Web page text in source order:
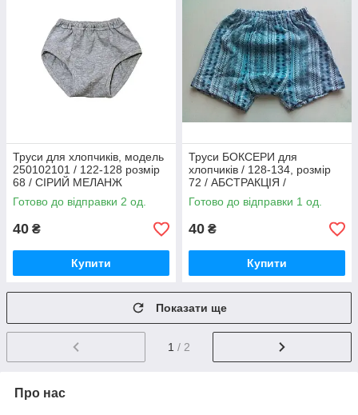
Труси для хлопчиків, модель
250102101 / 122-128 розмір
68 / СІРИЙ МЕЛАНЖ
однотонні
Готово до відправки 2 од.
40 ₴
Купити
Труси БОКСЕРИ для
хлопчиків / 128-134, розмір
72 / АБСТРАКЦІЯ /
250110102
Готово до відправки 1 од.
40 ₴
Купити
Показати ще
1 / 2
Про нас